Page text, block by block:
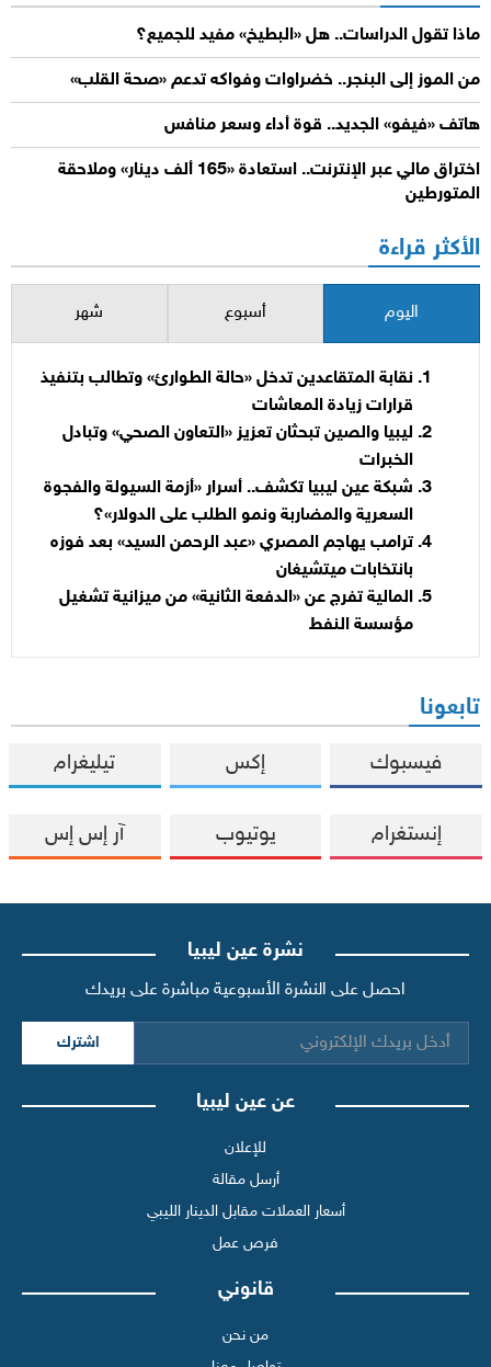
ماذا تقول الدراسات.. هل «البطيخ» مفيد للجميع؟
من الموز إلى البنجر.. خضراوات وفواكه تدعم «صحة القلب»
هاتف «فيفو» الجديد.. قوة أداء وسعر منافس
اختراق مالي عبر الإنترنت.. استعادة «165 ألف دينار» وملاحقة
المتورطين
الأكثر قراءة
اليوم أسبوع شهر
نقابة المتقاعدين تدخل «حالة الطوارئ» وتطالب بتنفيذ
قرارات زيادة المعاشات
ليبيا والصين تبحثان تعزيز «التعاون الصحي» وتبادل
الخبرات
شبكة عين ليبيا تكشف.. أسرار «أزمة السيولة والفجوة
السعرية والمضاربة ونمو الطلب على الدولار»؟
ترامب يهاجم المصري «عبد الرحمن السيد» بعد فوزه
بانتخابات ميتشيغان
المالية تفرج عن «الدفعة الثانية» من ميزانية تشغيل
مؤسسة النفط
تابعونا
فيسبوك إكس تيليغرام
إنستغرام يوتيوب آر إس إس
نشرة عين ليبيا
احصل على النشرة الأسبوعية مباشرة على بريدك
اشترك
عن عين ليبيا
للإعلان
أرسل مقالة
أسعار العملات مقابل الدينار الليبي
فرص عمل
قانوني
من نحن